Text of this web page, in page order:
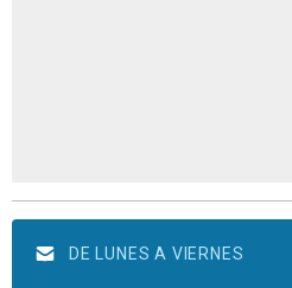
DE LUNES A VIERNES